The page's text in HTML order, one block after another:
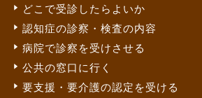
どこで受診したらよいか
認知症の診察・検査の内容
病院で診察を受けさせる
公共の窓口に行く
要支援・要介護の認定を受ける